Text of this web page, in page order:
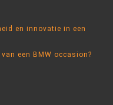
en innovatie in een
een BMW occasion?